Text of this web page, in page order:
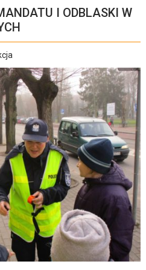
I ODBLASKI W